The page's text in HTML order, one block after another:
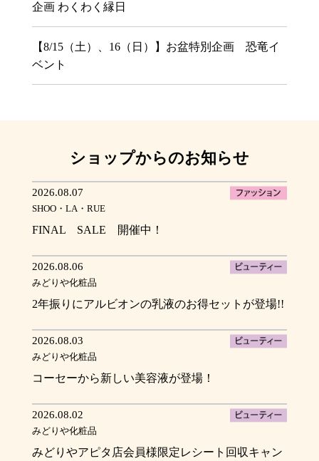
企画 わくわく縁日
【8/15（土）、16（日）】お盆特別企画 恐竜イ
ベント
ショップからのお知らせ
2026.08.07
SHOO・LA・RUE
FINAL SALE 開催中！
2026.08.06
みどりや化粧品
2年振りにアルビオンの乳液のお得セットが登場!!
2026.08.03
みどりや化粧品
コーセーから新しい美容液が登場！
2026.08.02
みどりや化粧品
みどりやアピタ店会員様限定レシート回収キャン